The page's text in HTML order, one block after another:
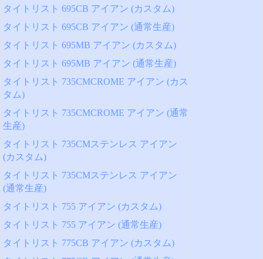
タイトリスト 695CB アイアン (カスタム)
タイトリスト 695CB アイアン (通常生産)
タイトリスト 695MB アイアン (カスタム)
タイトリスト 695MB アイアン (通常生産)
タイトリスト 735CMCROME アイアン (カス
タム)
タイトリスト 735CMCROME アイアン (通常
生産)
タイトリスト 735CMステンレス アイアン
(カスタム)
タイトリスト 735CMステンレス アイアン
(通常生産)
タイトリスト 755 アイアン (カスタム)
タイトリスト 755 アイアン (通常生産)
タイトリスト 775CB アイアン (カスタム)